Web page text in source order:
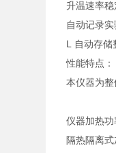
升温速率
自动记录
L 自动存储
性能特点：
本仪器为整
仪器加热
隔热隔离